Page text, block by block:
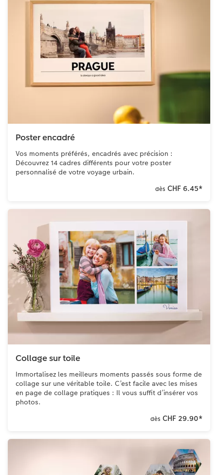
Poster encadré
Vos moments préférés, encadrés avec précision :
Découvrez 14 cadres différents pour votre poster
personnalisé de votre voyage urbain.
dès CHF 6.45*
Collage sur toile
Immortalisez les meilleurs moments passés sous forme de
collage sur une véritable toile. C’est facile avec les mises
en page de collage pratiques : Il vous suffit d’insérer vos
photos.
dès CHF 29.90*